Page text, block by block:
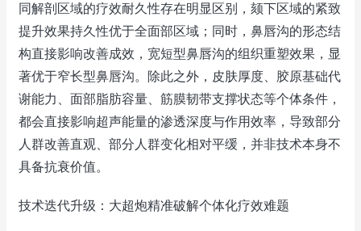
同解剖区域的疗效耐久性存在明显区别，颏下区域的紧致
提升效果持久性优于全面部区域；同时，鼻唇沟的形态结
构直接影响改善成效，宽短型鼻唇沟的组织重塑效果，显
著优于窄长型鼻唇沟。除此之外，皮肤厚度、胶原基础代
谢能力、面部脂肪容量、筋膜韧带支撑状态等个体条件，
都会直接影响超声能量的渗透深度与作用效率，导致部分
人群改善直观、部分人群变化相对平缓，并非技术本身不
具备抗衰价值。
技术迭代升级：大超炮精准破解个体化疗效难题